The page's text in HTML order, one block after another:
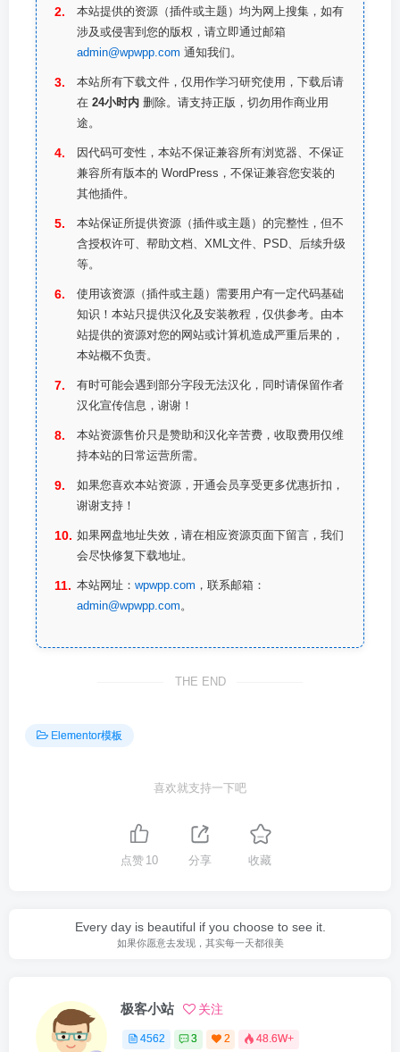
本站提供的资源（插件或主题）均为网上搜集，如有
涉及或侵害到您的版权，请立即通过邮箱
admin@wpwpp.com 通知我们。
本站所有下载文件，仅用作学习研究使用，下载后请
在 24小时内 删除。请支持正版，切勿用作商业用
途。
因代码可变性，本站不保证兼容所有浏览器、不保证
兼容所有版本的 WordPress，不保证兼容您安装的
其他插件。
本站保证所提供资源（插件或主题）的完整性，但不
含授权许可、帮助文档、XML文件、PSD、后续升级
等。
使用该资源（插件或主题）需要用户有一定代码基础
知识！本站只提供汉化及安装教程，仅供参考。由本
站提供的资源对您的网站或计算机造成严重后果的，
本站概不负责。
有时可能会遇到部分字段无法汉化，同时请保留作者
汉化宣传信息，谢谢！
本站资源售价只是赞助和汉化辛苦费，收取费用仅维
持本站的日常运营所需。
如果您喜欢本站资源，开通会员享受更多优惠折扣，
谢谢支持！
如果网盘地址失效，请在相应资源页面下留言，我们
会尽快修复下载地址。
本站网址： wpwpp.com ，联系邮箱：
admin@wpwpp.com 。
THE END
Elementor模板
喜欢就支持一下吧
点赞 10 分享 收藏
Every day is beautiful if you choose to see it.
如果你愿意去发现，其实每一天都很美
极客小站 关注
4562 3 2 48.6W+